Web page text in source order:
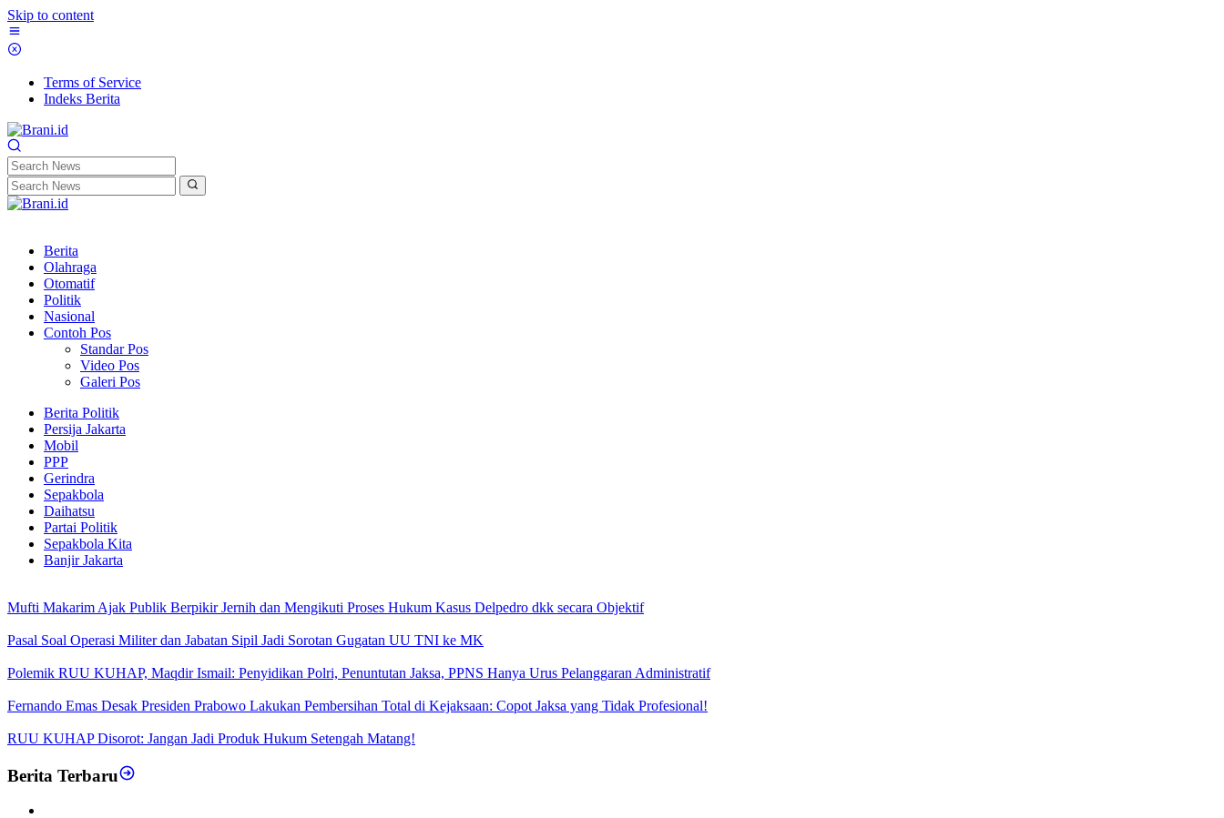
Skip to content
Terms of Service
Indeks Berita
Berita
Olahraga
Otomatif
Politik
Nasional
Contoh Pos
Standar Pos
Video Pos
Galeri Pos
Berita Politik
Persija Jakarta
Mobil
PPP
Gerindra
Sepakbola
Daihatsu
Partai Politik
Sepakbola Kita
Banjir Jakarta
Mufti Makarim Ajak Publik Berpikir Jernih dan Mengikuti Proses Hukum Kasus Delpedro dkk secara Objektif
Pasal Soal Operasi Militer dan Jabatan Sipil Jadi Sorotan Gugatan UU TNI ke MK
Polemik RUU KUHAP, Maqdir Ismail: Penyidikan Polri, Penuntutan Jaksa, PPNS Hanya Urus Pelanggaran Administratif
Fernando Emas Desak Presiden Prabowo Lakukan Pembersihan Total di Kejaksaan: Copot Jaksa yang Tidak Profesional!
RUU KUHAP Disorot: Jangan Jadi Produk Hukum Setengah Matang!
Berita Terbaru